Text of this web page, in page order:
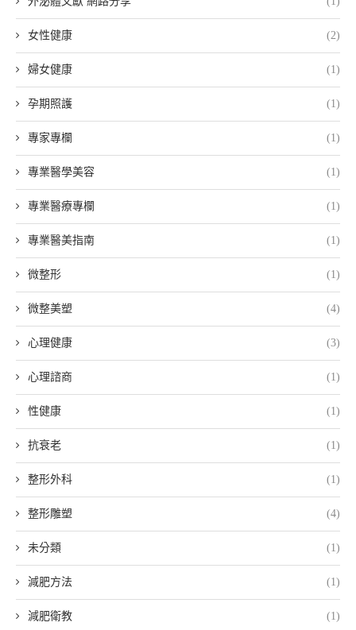
女性健康 (2)
婦女健康 (1)
孕期照護 (1)
專家專欄 (1)
專業醫學美容 (1)
專業醫療專欄 (1)
專業醫美指南 (1)
微整形 (1)
微整美塑 (4)
心理健康 (3)
心理諮商 (1)
性健康 (1)
抗衰老 (1)
整形外科 (1)
整形雕塑 (4)
未分類 (1)
減肥方法 (1)
減肥衛教 (1)